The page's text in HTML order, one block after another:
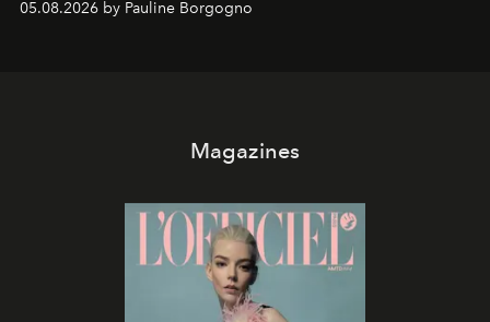
05.08.2026 by Pauline Borgogno
Magazines